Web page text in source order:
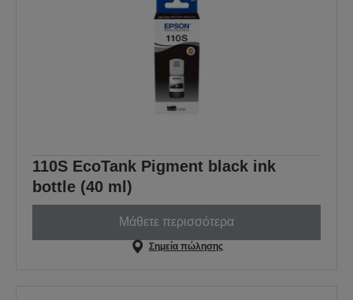
110S EcoTank Pigment black ink
bottle (40 ml)
Μάθετε περισσότερα
Σημεία πώλησης